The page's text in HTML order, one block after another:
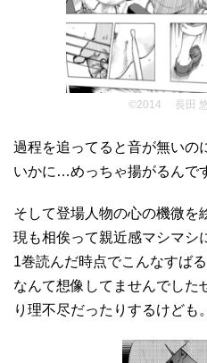
©2014 長田 悠
過程を追ってると音が無いの
いかに…めっちゃ揚がるんで
そして登場人物の心の機微を
現も相俟って親近感マシマシ
1巻読んだ時点でこんなすば
なんて想像してませんでし
り理不尽だったりするけども。